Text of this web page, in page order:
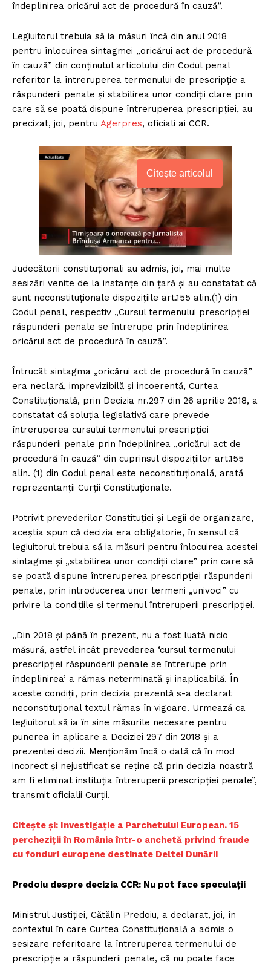
îndeplinirea oricărui act de procedură în cauză”.
Legiuitorul trebuia să ia măsuri încă din anul 2018
pentru înlocuirea sintagmei „oricărui act de procedură
în cauză” din conţinutul articolului din Codul penal
referitor la întreruperea termenului de prescripţie a
răspunderii penale şi stabilirea unor condiţii clare prin
care să se poată dispune întreruperea prescripţiei, au
precizat, joi, pentru Agerpres, oficiali ai CCR.
Citește articolul
Judecătorii constituţionali au admis, joi, mai multe
sesizări venite de la instanţe din ţară şi au constatat că
sunt neconstituţionale dispoziţiile art.155 alin.(1) din
Codul penal, respectiv „Cursul termenului prescripţiei
răspunderii penale se întrerupe prin îndeplinirea
oricărui act de procedură în cauză”.
Întrucât sintagma „oricărui act de procedură în cauză”
era neclară, imprevizibilă şi incoerentă, Curtea
Constituţională, prin Decizia nr.297 din 26 aprilie 2018, a
constatat că soluţia legislativă care prevede
întreruperea cursului termenului prescripţiei
răspunderii penale prin îndeplinirea „oricărui act de
procedură în cauză” din cuprinsul dispoziţiilor art.155
alin. (1) din Codul penal este neconstituţională, arată
reprezentanţii Curţii Constituţionale.
Potrivit prevederilor Constituţiei şi Legii de organizare,
aceştia spun că decizia era obligatorie, în sensul că
legiuitorul trebuia să ia măsuri pentru înlocuirea acestei
sintagme şi „stabilirea unor condiţii clare” prin care să
se poată dispune întreruperea prescripţiei răspunderii
penale, prin introducerea unor termeni „univoci” cu
privire la condiţiile şi termenul întreruperii prescripţiei.
„Din 2018 şi până în prezent, nu a fost luată nicio
măsură, astfel încât prevederea ‘cursul termenului
prescripţiei răspunderii penale se întrerupe prin
îndeplinirea’ a rămas neterminată şi inaplicabilă. În
aceste condiţii, prin decizia prezentă s-a declarat
neconstituţional textul rămas în vigoare. Urmează ca
legiuitorul să ia în sine măsurile necesare pentru
punerea în aplicare a Deciziei 297 din 2018 şi a
prezentei decizii. Menţionăm încă o dată că în mod
incorect şi nejustificat se reţine că prin decizia noastră
am fi eliminat instituţia întreruperii prescripţiei penale”,
transmit oficialii Curţii.
Citește și: Investigație a Parchetului European. 15
percheziţii în România într-o anchetă privind fraude
cu fonduri europene destinate Deltei Dunării
Predoiu despre decizia CCR: Nu pot face speculații
Ministrul Justiţiei, Cătălin Predoiu, a declarat, joi, în
contextul în care Curtea Constituţională a admis o
sesizare referitoare la întreruperea termenului de
prescripţie a răspunderii penale, că nu poate face